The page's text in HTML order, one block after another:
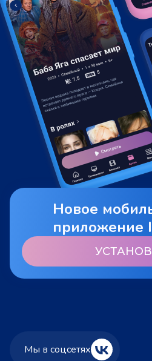
Новое
приложение
Мы в соцсетях